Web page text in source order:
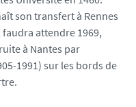
son transfert à Rennes
attendre 1969,
à Nantes par
1991) sur les bords de